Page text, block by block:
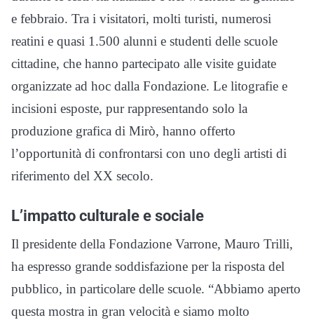
e febbraio. Tra i visitatori, molti turisti, numerosi
reatini e quasi 1.500 alunni e studenti delle scuole
cittadine, che hanno partecipato alle visite guidate
organizzate ad hoc dalla Fondazione. Le litografie e
incisioni esposte, pur rappresentando solo la
produzione grafica di Mirò, hanno offerto
l’opportunità di confrontarsi con uno degli artisti di
riferimento del XX secolo.
L’impatto culturale e sociale
Il presidente della Fondazione Varrone, Mauro Trilli,
ha espresso grande soddisfazione per la risposta del
pubblico, in particolare delle scuole. “Abbiamo aperto
questa mostra in gran velocità e siamo molto